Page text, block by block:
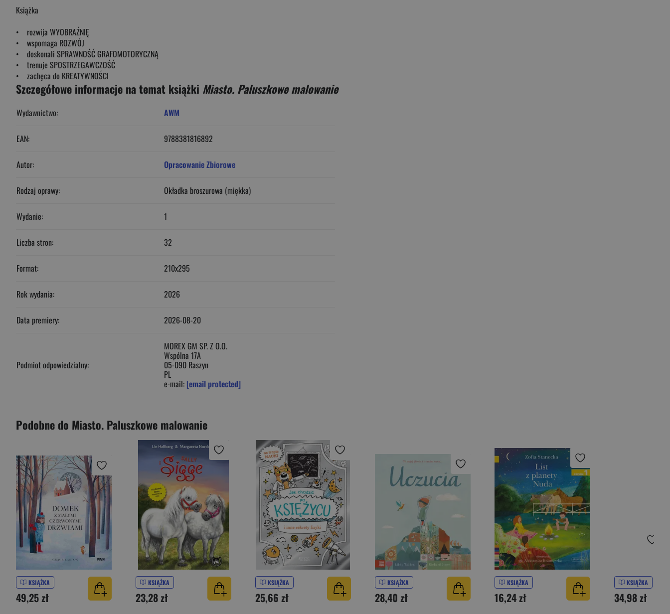
Książka
• rozwija WYOBRAŹNIĘ
• wspomaga ROZWÓJ
• doskonali SPRAWNOŚĆ GRAFOMOTORYCZNĄ
• trenuje SPOSTRZEGAWCZOŚĆ
• zachęca do KREATYWNOŚCI
Szczegółowe informacje na temat książki Miasto. Paluszkowe malowanie
Wydawnictwo: AWM
EAN: 9788381816892
Autor: Opracowanie Zbiorowe
Rodzaj oprawy: Okładka broszurowa (miękka)
Wydanie: 1
Liczba stron: 32
Format: 210x295
Rok wydania: 2026
Data premiery: 2026-08-20
Podmiot odpowiedzialny:
MOREX GM SP. Z O.O.
Wspólna 17A
05-090 Raszyn
PL
e-mail: [email protected]
Podobne do Miasto. Paluszkowe malowanie
KSIĄŻKA
49,25 zł
KSIĄŻKA
23,28 zł
KSIĄŻKA
25,66 zł
KSIĄŻKA
28,40 zł
KSIĄŻKA
16,24 zł
KSIĄŻKA
34,98 zł